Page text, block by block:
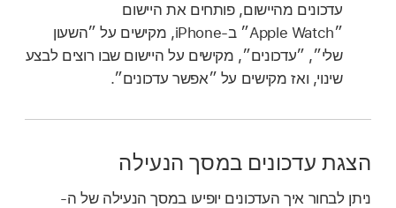
עדכונים מהיישום, פותחים את היישום
״Apple Watch״ ב‑iPhone, מקישים על ״השעון
שלי״, ״עדכונים״, מקישים על היישום שבו רוצים לבצע
שינוי, ואז מקישים על ״אפשר עדכונים״.
הצגת עדכונים במסך הנעילה
ניתן לבחור איך העדכונים יופיעו במסך הנעילה של ה-